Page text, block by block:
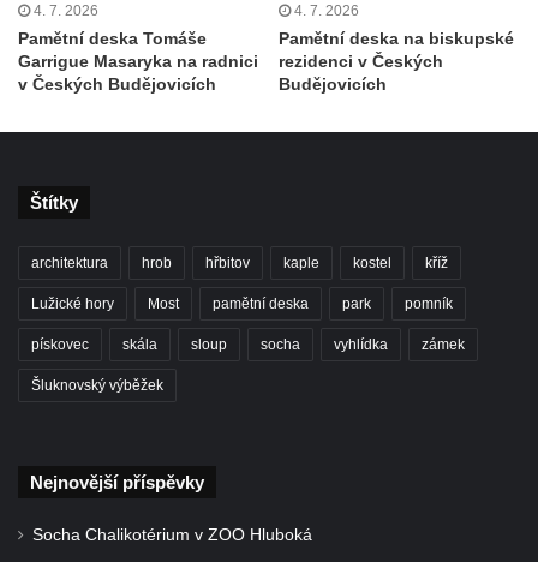
Velkém Šenově
Kenotaf Gerharda Adolfa Johanna Sauera
Kenotaf Václava Liprta na hřbitově v
Hrob Jana Císarika na hřbitově v Cítolibech
4. 7. 2026
Pamětní deska Tomáše
Garrigue Masaryka na radnici
v Českých Budějovicích
4. 7. 2026
Pamětní deska na biskupské
rezidenci v Českých
Budějovicích
Štítky
architektura hrob hřbitov kaple kostel kříž
Lužické hory Most pamětní deska park pomník
pískovec skála sloup socha vyhlídka zámek
Šluknovský výběžek
Nejnovější příspěvky
Socha Chalikotérium v ZOO Hluboká